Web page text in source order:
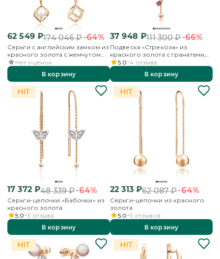
62 549₽174 046₽-64%
Серьги с английским замком из
красного золота с жемчугом
культивированным
Нет оценок
В корзину
37 948 ₽111 300₽-66%
Подвеска «Стрекоза» из
красного золота с гранатами,
бесцветными топазами и
эмалью
5.0 4 отзыва
В корзину
17 372₽48 339₽-64%
Серьги-цепочки «Бабочки» из
красного золота
5.0 3 отзыва
В корзину
22 313₽62 087₽-64%
Серьги-цепочки из красного
золота
5.0 5 отзывов
В корзину